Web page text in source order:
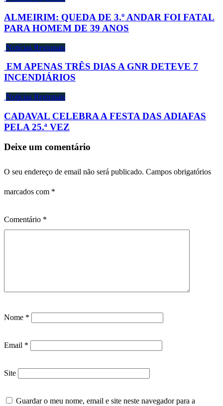
ALMEIRIM: QUEDA DE 3.º ANDAR FOI FATAL
PARA HOMEM DE 39 ANOS
Notícias Regionais
EM APENAS TRÊS DIAS A GNR DETEVE 7
INCENDIÁRIOS
Notícias Regionais
CADAVAL CELEBRA A FESTA DAS ADIAFAS
PELA 25.ª VEZ
Deixe um comentário
O seu endereço de email não será publicado. Campos obrigatórios
marcados com *
Comentário *
Nome *
Email *
Site
Guardar o meu nome, email e site neste navegador para a